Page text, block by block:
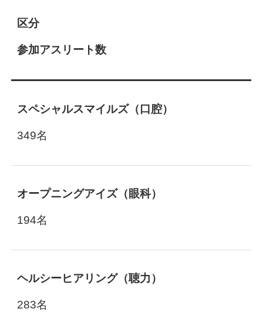
区分
参加アスリート数
スペシャルスマイルズ（口腔）
349名
オープニングアイズ（眼科）
194名
ヘルシーヒアリング（聴力）
283名